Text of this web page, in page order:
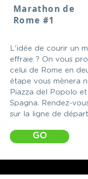
Marathon de
Rome #1
L'idée de courir un
effraie ? On vous
celui de Rome en
étape vous mènera
Piazza del Popolo
Spagna. Rendez-
sur la ligne de
GO